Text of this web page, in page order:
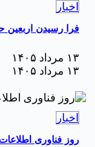
اخبار
فرا رسیدن اربعین
۱۳ مرداد ۱۴۰۵
۱۳ مرداد ۱۴۰۵
اخبار
روز فناوری